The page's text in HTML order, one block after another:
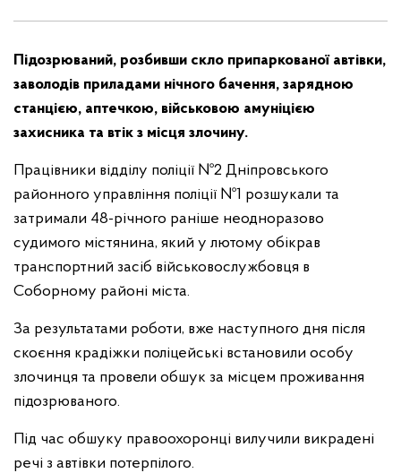
Підозрюваний, розбивши скло припаркованої автівки,
заволодів приладами нічного бачення, зарядною
станцією, аптечкою, військовою амуніцією
захисника та втік з місця злочину.
Працівники відділу поліції №2 Дніпровського
районного управління поліції №1 розшукали та
затримали 48-річного раніше неодноразово
судимого містянина, який у лютому обікрав
транспортний засіб військовослужбовця в
Соборному районі міста.
За результатами роботи, вже наступного дня після
скоєння крадіжки поліцейські встановили особу
злочинця та провели обшук за місцем проживання
підозрюваного.
Під час обшуку правоохоронці вилучили викрадені
речі з автівки потерпілого.